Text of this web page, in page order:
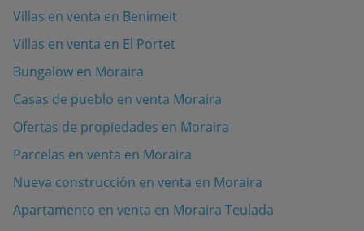
Villas en venta en Benimeit
Villas en venta en El Portet
Bungalow en Moraira
Casas de pueblo en venta Moraira
Ofertas de propiedades en Moraira
Parcelas en venta en Moraira
Nueva construcción en venta en Moraira
Apartamento en venta en Moraira Teulada